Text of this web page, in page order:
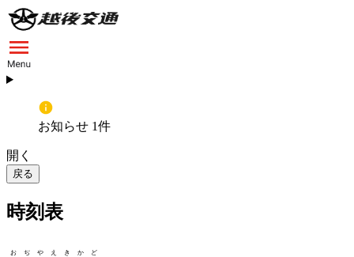
お知らせ 1件
開く
戻る
時刻表
おぢやえきかど